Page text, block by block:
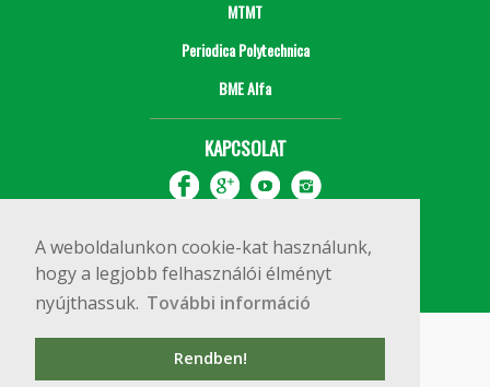
A weboldalunkon cookie-kat használunk,
hogy a legjobb felhasználói élményt
nyújthassuk. További információ
Rendben!
MTMT
Periodica Polytechnica
BME Alfa
KAPCSOLAT
Copyright © 2020 BME Építőmérnöki Kar
1111 Budapest, Műegyetem rkp. 3.